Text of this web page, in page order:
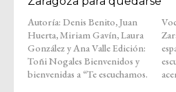
Autoría: Denis Benito, Juan
Huerta, Miriam Gavín, Laura
González y Ana Valle Edición:
Toñi Nogales Bienvenidos y
bienvenidas a “Te escuchamos.
Voces de quienes llegaron a
Zaragoza para quedarse”. Un
espacio tranquilo, hecho para
escuchar sin prisas y